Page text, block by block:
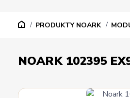
PRODUKTY NOARK
NOARK 102395